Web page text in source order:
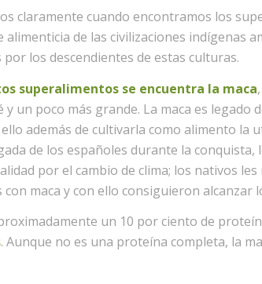
claramente cuando encontramos los
alimenticia de las civilizaciones indígenas
los descendientes de estas culturas.
superalimentos se encuentra la maca
un poco más grande. La maca es legado
además de cultivarla como alimento la
de los españoles durante la conquista,
por el cambio de clima; los nativos
maca y con ello consiguieron alcanzar
un 10 por ciento de
. Aunque no es una proteína completa, la